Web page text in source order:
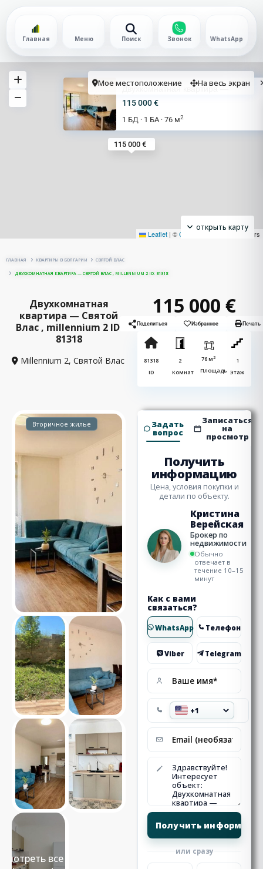
Главная Меню Поиск Звонок WhatsApp
115 000 €
Двухкомнатная квартира —
115 000 €
1 БД · 1 БА · 76 м2
Leaflet | ©OpenStreetMap contributors
открыть карту
Мое местоположение На весь экран
ГЛАВНАЯ КВАРТИРЫ В БОЛГАРИИ СВЯТОЙ ВЛАС
ДВУХКОМНАТНАЯ КВАРТИРА — СВЯТОЙ ВЛАС , MILLENNIUM 2 ID: 81318
Двухкомнатная
квартира — Святой
Влас , millennium 2 ID:
81318
Millennium 2, Святой Влас
115 000 €
Поделиться Избранное Печать
81318
ID
2
Комнат
76 м2
Площадь
1
Этаж
Смотреть все 13
Вторичное жилье Задать
вопрос
Записаться
на
просмотр
Получить
информацию
Цена, условия покупки и
детали по объекту.
Кристина
Верейская
Брокер по
недвижимости
Обычно
отвечает в
течение 10–15
минут
Как с вами
связаться?
WhatsApp Телефон
Viber Telegram
или сразу